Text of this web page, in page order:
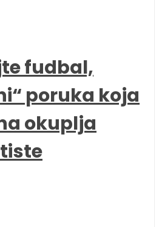
fudbal,
poruka koja
okuplja